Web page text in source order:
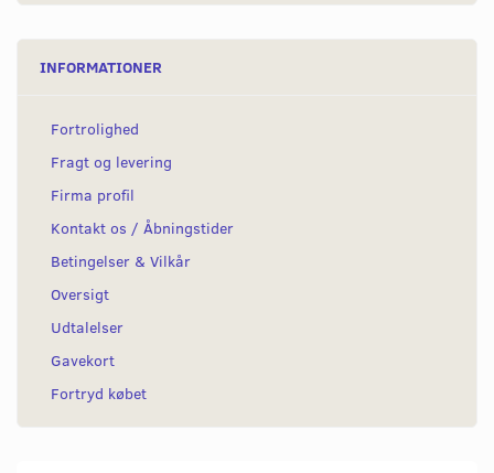
INFORMATIONER
Fortrolighed
Fragt og levering
Firma profil
Kontakt os / Åbningstider
Betingelser & Vilkår
Oversigt
Udtalelser
Gavekort
Fortryd købet